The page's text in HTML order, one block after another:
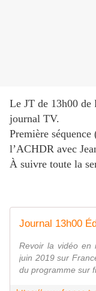
Le JT de 13h00 de
journal TV.
Première
l’ACHDR avec
À suivre toute la
Journal 13h00
Revoir la vidéo en
juin 2019 sur
du programme sur